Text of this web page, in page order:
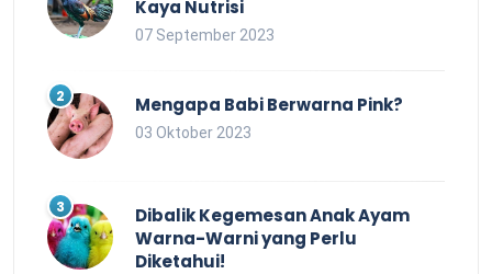
Kaya Nutrisi
07 September 2023
Mengapa Babi Berwarna Pink?
03 Oktober 2023
Dibalik Kegemesan Anak Ayam
Warna-Warni yang Perlu
Diketahui!